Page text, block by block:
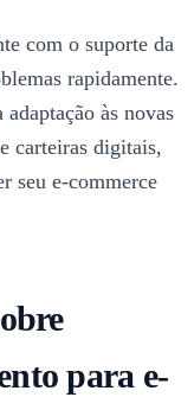
com o suporte da
rapidamente.
às novas
carteiras digitais,
seu e-commerce
para e-